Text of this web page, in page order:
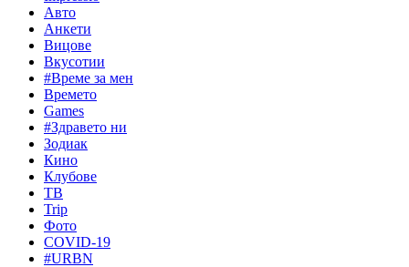
Авто
Анкети
Вицове
Вкусотии
#Време за мен
Времето
Games
#Здравето ни
Зодиак
Кино
Клубове
ТВ
Trip
Фото
COVID-19
#URBN